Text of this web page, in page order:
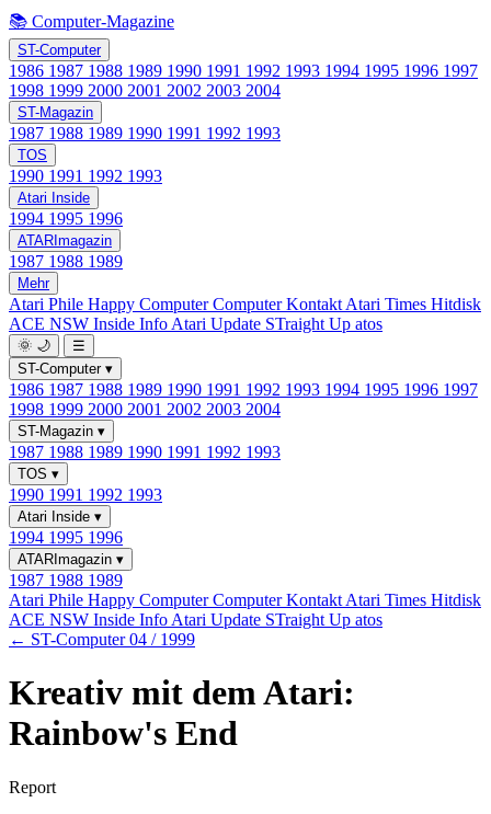
📚 Computer-Magazine
ST-Computer
1986 1987 1988 1989 1990 1991 1992 1993 1994 1995 1996 1997
1998 1999 2000 2001 2002 2003 2004
ST-Magazin
1987 1988 1989 1990 1991 1992 1993
TOS
1990 1991 1992 1993
Atari Inside
1994 1995 1996
ATARImagazin
1987 1988 1989
Mehr
Atari Phile Happy ComputerComputer Kontakt Atari Times Hitdisk
ACE NSW Inside Info Atari Update STraight Up atos
🌞 🌙
☰
ST-Computer ▾
1986 1987 1988 1989 1990 1991 1992 1993 1994 1995 1996 1997
1998 1999 2000 2001 2002 2003 2004
ST-Magazin ▾
1987 1988 1989 1990 1991 1992 1993
TOS ▾
1990 1991 1992 1993
Atari Inside ▾
1994 1995 1996
ATARImagazin ▾
1987 1988 1989
Atari Phile Happy ComputerComputer Kontakt Atari Times Hitdisk
ACE NSW Inside Info Atari Update STraight Up atos
← ST-Computer 04 / 1999
Kreativ mit dem Atari:
Rainbow's End
Report